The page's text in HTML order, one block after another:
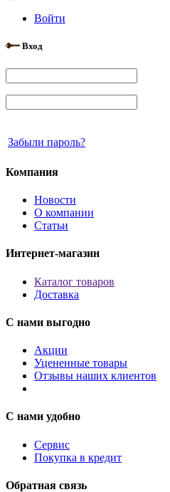
Войти
Вход
Забыли пароль?
Компания
Новости
О компании
Статьи
Интернет-магазин
Каталог товаров
Доставка
С нами выгодно
Акции
Уцененные товары
Отзывы наших клиентов
С нами удобно
Сервис
Покупка в кредит
Обратная связь